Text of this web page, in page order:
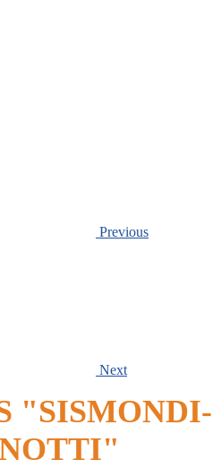
Previous
Next
"SISMONDI-